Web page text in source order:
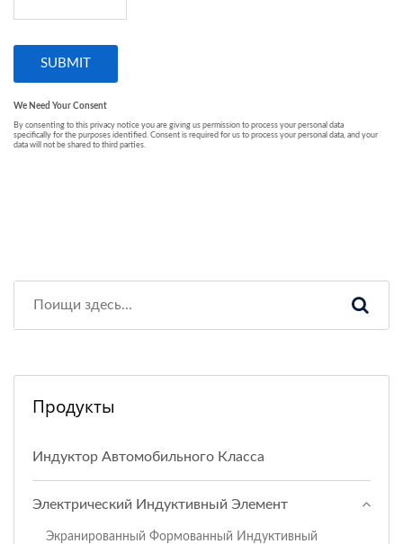
Продукты
Индуктор Автомобильного Класса
Электрический Индуктивный Элемент
Экранированный Формованный Индуктивный